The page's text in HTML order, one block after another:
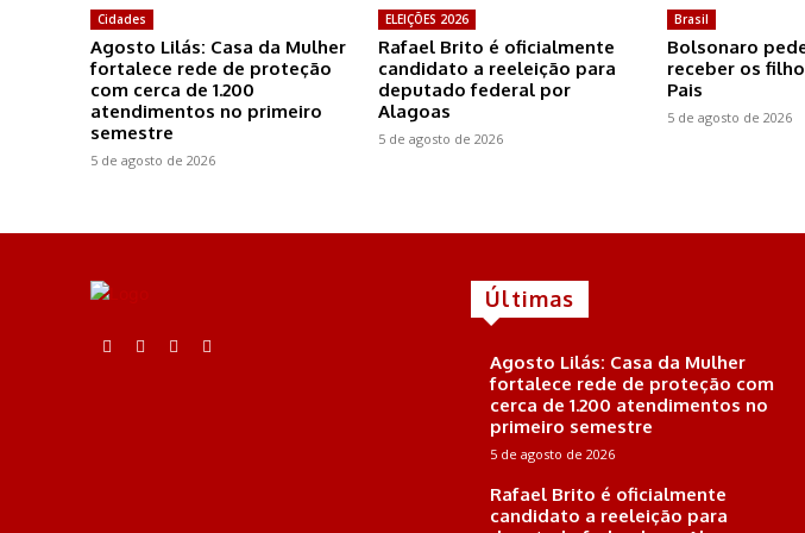
Cidades
Agosto Lilás: Casa da Mulher
fortalece rede de proteção
com cerca de 1.200
atendimentos no primeiro
semestre
5 de agosto de 2026
ELEIÇÕES 2026
Rafael Brito é oficialmente
candidato a reeleição para
deputado federal por
Alagoas
5 de agosto de 2026
Brasil
Bolsonaro
receber os
Pais
5 de agosto de 2026
Últimas
Agosto Lilás: Casa da Mulher
fortalece rede de proteção com
cerca de 1.200 atendimentos no
primeiro semestre
5 de agosto de 2026
Rafael Brito é oficialmente
candidato a reeleição para